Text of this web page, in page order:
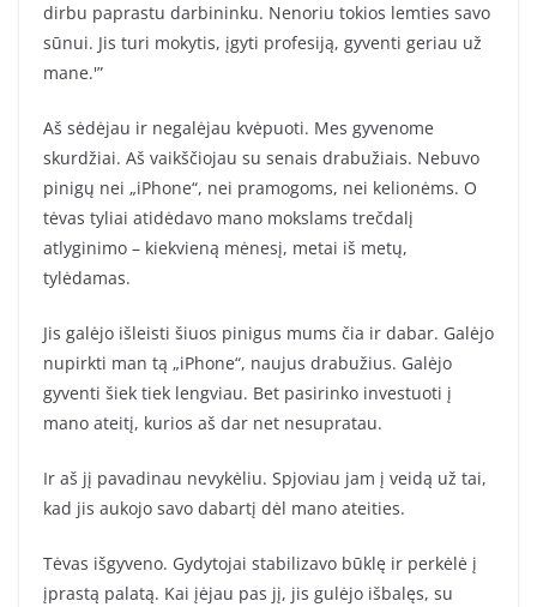
dirbu paprastu darbininku. Nenoriu tokios lemties savo
sūnui. Jis turi mokytis, įgyti profesiją, gyventi geriau už
mane.'”
Aš sėdėjau ir negalėjau kvėpuoti. Mes gyvenome
skurdžiai. Aš vaikščiojau su senais drabužiais. Nebuvo
pinigų nei „iPhone“, nei pramogoms, nei kelionėms. O
tėvas tyliai atidėdavo mano mokslams trečdalį
atlyginimo – kiekvieną mėnesį, metai iš metų,
tylėdamas.
Jis galėjo išleisti šiuos pinigus mums čia ir dabar. Galėjo
nupirkti man tą „iPhone“, naujus drabužius. Galėjo
gyventi šiek tiek lengviau. Bet pasirinko investuoti į
mano ateitį, kurios aš dar net nesupratau.
Ir aš jį pavadinau nevykėliu. Spjoviau jam į veidą už tai,
kad jis aukojo savo dabartį dėl mano ateities.
Tėvas išgyveno. Gydytojai stabilizavo būklę ir perkėlė į
įprastą palatą. Kai įėjau pas jį, jis gulėjo išbalęs, su